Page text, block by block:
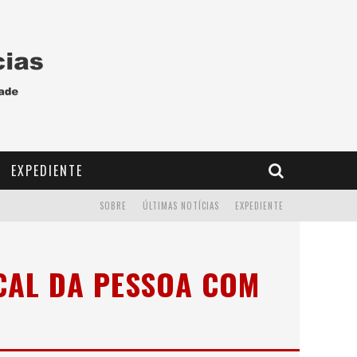
EXPEDIENTE
EXPEDIENTE
ÚLTIMAS NOTÍCIAS
SOBRE
DA PESSOA COM